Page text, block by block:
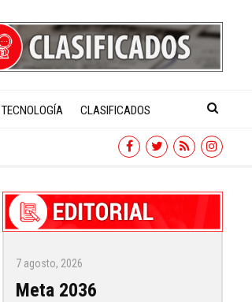
TECNOLOGÍA CLASIFICADOS
7 agosto, 2026
Meta 2036